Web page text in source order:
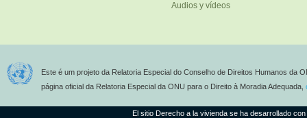
Audios y vídeos
Este é um projeto da Relatoria Especial do Conselho de Direitos Humanos da
página oficial da Relatoria Especial da ONU para o Direito à Moradia Adequada,
El sitio Derecho a la vivienda se ha desarrollado